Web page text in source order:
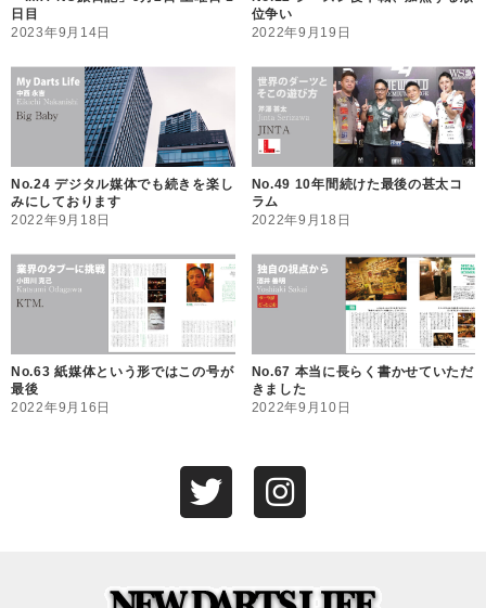
日目
2023年9月14日
位争い
2022年9月19日
No.24 デジタル媒体でも続きを楽し
みにしております
2022年9月18日
No.49 10年間続けた最後の甚太コ
ラム
2022年9月18日
No.63 紙媒体という形ではこの号が
最後
2022年9月16日
No.67 本当に長らく書かせていただ
きました
2022年9月10日